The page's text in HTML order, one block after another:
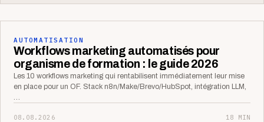
AUTOMATISATION
Workflows marketing automatisés pour
organisme de formation : le guide 2026
Les 10 workflows marketing qui rentabilisent immédiatement leur mise
en place pour un OF. Stack n8n/Make/Brevo/HubSpot, intégration LLM,
08.08.2026 18 MIN